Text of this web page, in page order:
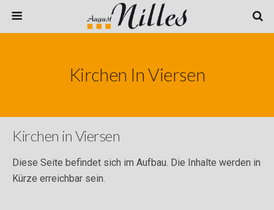
Kirchen In Viersen
Kirchen in Viersen
Diese Seite befindet sich im Aufbau. Die Inhalte werden in
Kürze erreichbar sein.